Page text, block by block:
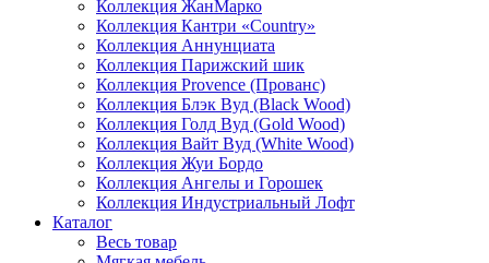
Коллекция ЖанМарко
Коллекция Кантри «Country»
Коллекция Аннунциата
Коллекция Парижский шик
Коллекция Provence (Прованс)
Коллекция Блэк Вуд (Black Wood)
Коллекция Голд Вуд (Gold Wood)
Коллекция Вайт Вуд (White Wood)
Коллекция Жуи Бордо
Коллекция Ангелы и Горошек
Коллекция Индустриальный Лофт
Каталог
Весь товар